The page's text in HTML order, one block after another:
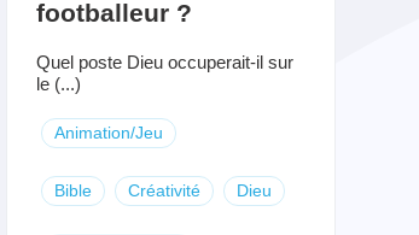
footballeur ?
Quel poste Dieu occuperait-il sur
le (...)
Animation/Jeu
Bible Créativité Dieu